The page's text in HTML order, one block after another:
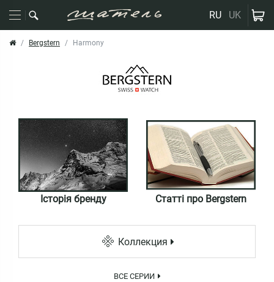
RU UK
Bergstern Harmony
Історія бренду Статті про Bergstern
Коллекция
ВСЕ СЕРИИ